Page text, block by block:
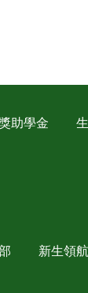
助學金
新生領